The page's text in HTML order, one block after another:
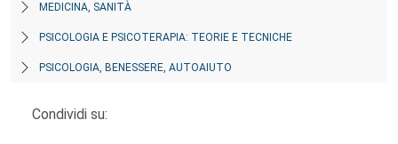
MEDICINA, SANITÀ
PSICOLOGIA E PSICOTERAPIA: TEORIE E TECNICHE
PSICOLOGIA, BENESSERE, AUTOAIUTO
Condividi su: